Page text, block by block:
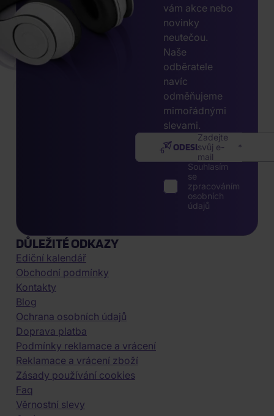
vám akce nebo
novinky
neutečou.
Naše
odběratele
navíc
odměňujeme
mimořádnými
slevami.
Zadejte
svůj e-
mail
ODESLAT
Souhlasím
se
zpracováním
osobních
údajů
DŮLEŽITÉ ODKAZY
Ediční kalendář
Obchodní podmínky
Kontakty
Blog
Ochrana osobních údajů
Doprava platba
Podmínky reklamace a vrácení
Reklamace a vrácení zboží
Zásady používání cookies
Faq
Věrnostní slevy